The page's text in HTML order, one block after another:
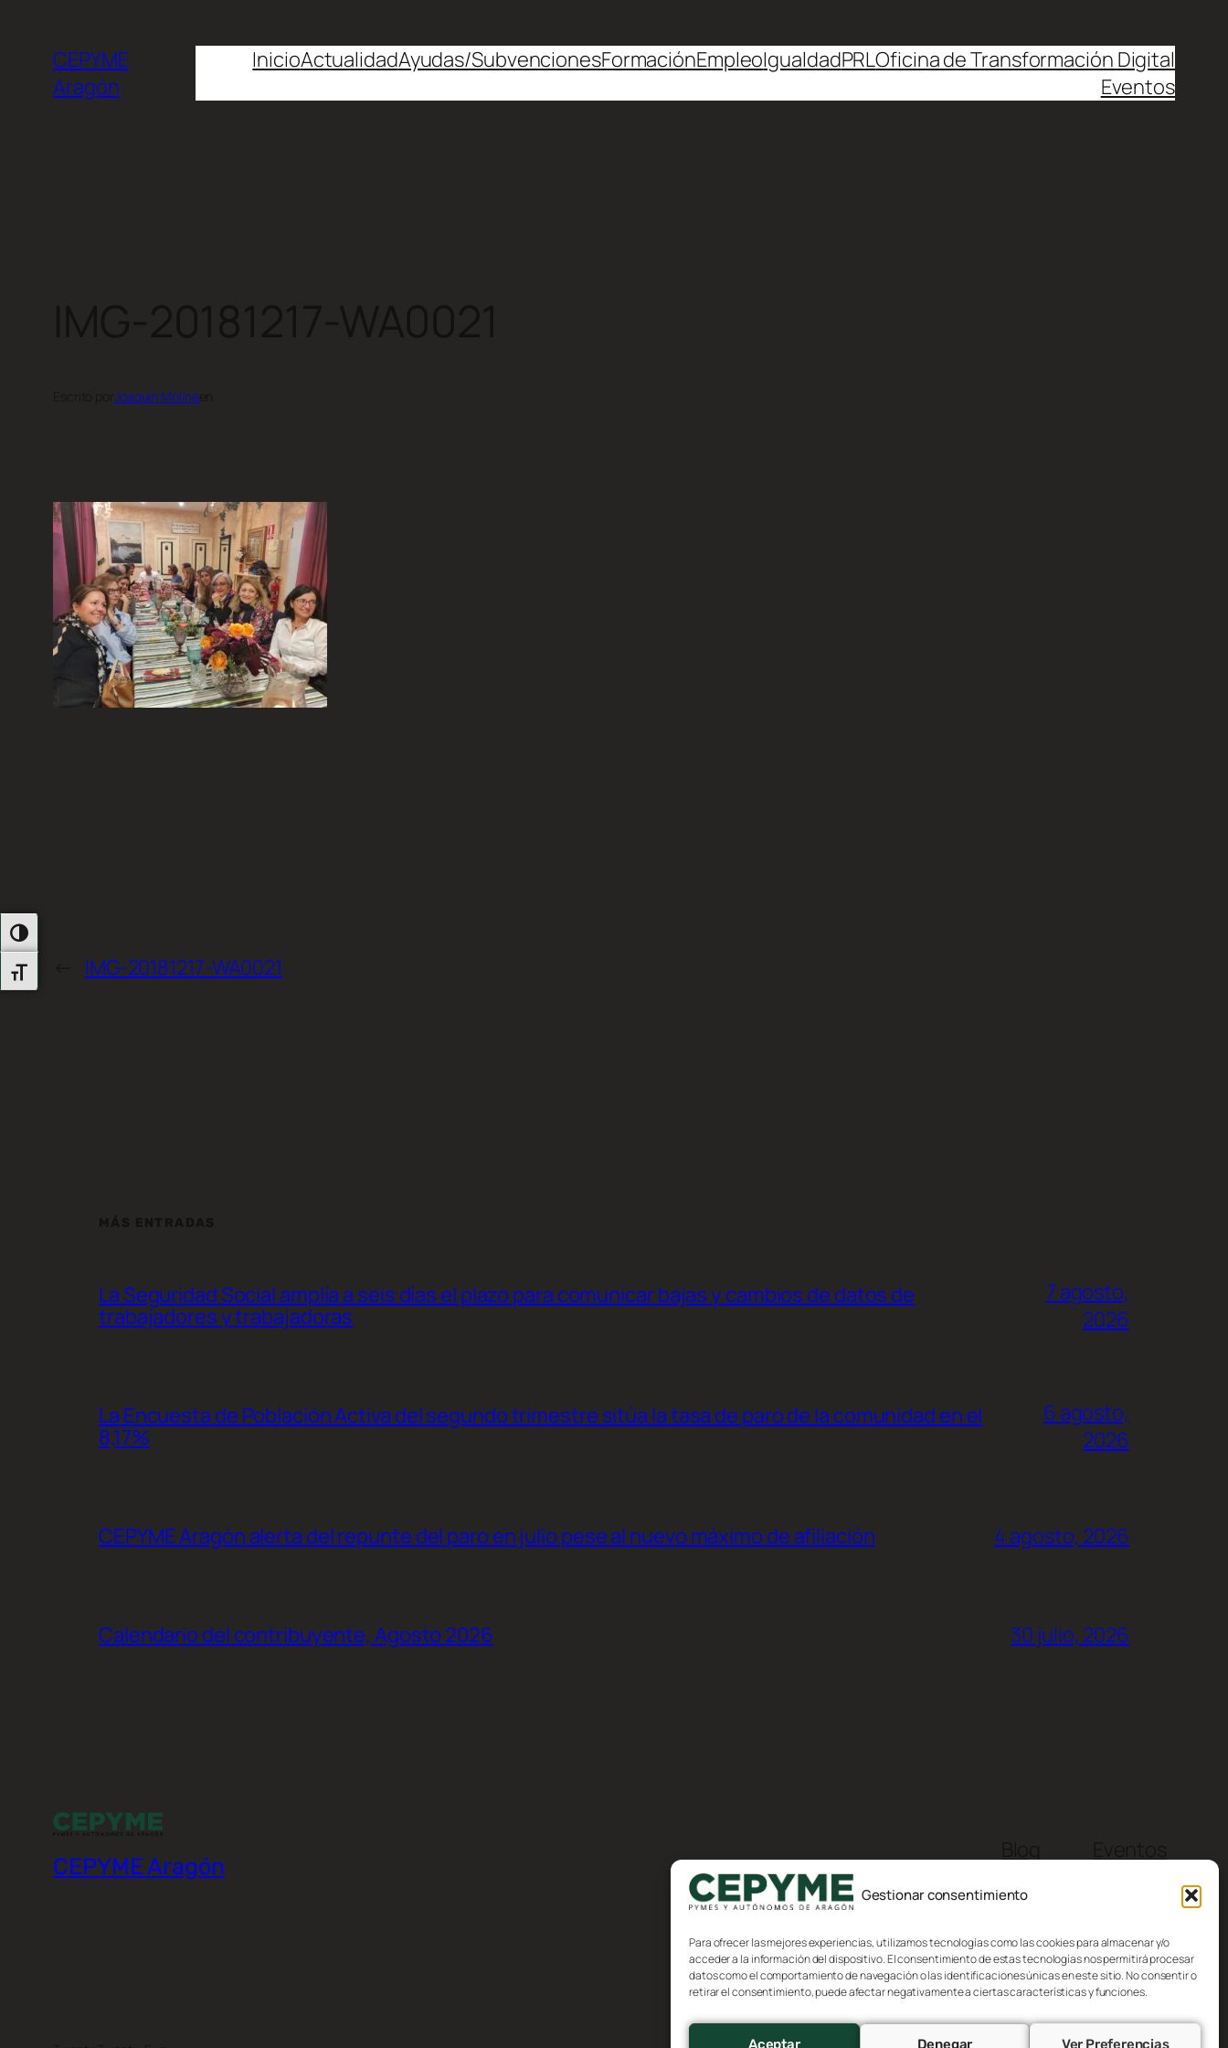
Gestionar consentimiento
Para ofrecer las mejores experiencias, utilizamos tecnologías como las cookies para almacenar y/o
acceder a la información del dispositivo. El consentimiento de estas tecnologías nos permitirá procesar
datos como el comportamiento de navegación o las identificaciones únicas en este sitio. No consentir o
retirar el consentimiento, puede afectar negativamente a ciertas características y funciones.
Aceptar Denegar Ver Preferencias
Alternar Alto Contraste
Alternar Tamaño De Letra
CEPYME
Aragón
InicioActualidadAyudas/SubvencionesFormaciónEmpleoIgualdadPRLOficina de Transformación Digital
Eventos
Joaquín Molina
IMG-20181217-WA0021
La Seguridad Social amplía a seis días el plazo para comunicar bajas y cambios de datos de
trabajadores y trabajadoras
7 agosto,
2026
La Encuesta de Población Activa del segundo trimestre sitúa la tasa de paro de la comunidad en el
8,17%
6 agosto,
2026
CEPYME Aragón alerta del repunte del paro en julio pese al nuevo máximo de afiliación 4 agosto, 2026
Calendario del contribuyente, Agosto 2026 30 julio, 2026
CEPYME Aragón
FAQs
Autores
Temas